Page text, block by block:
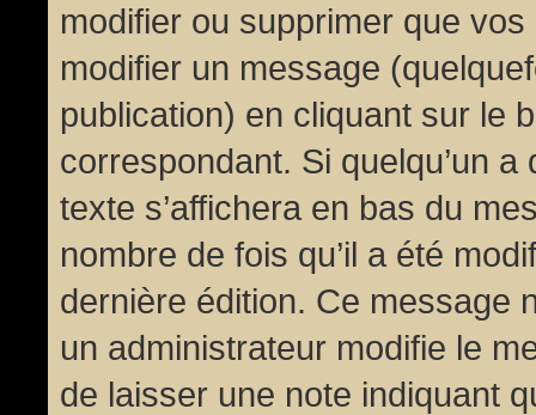
modifier ou supprimer que
modifier un message
publication) en cliquant sur le
correspondant. Si quelqu’un
texte s’affichera en bas du
nombre de fois qu’il a été
dernière édition. Ce message
un administrateur modifie le
de laisser une note indiquant